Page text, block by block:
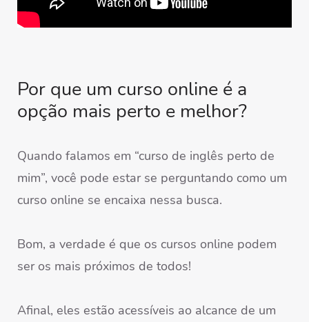
Por que um curso online é a
opção mais perto e melhor?
Quando falamos em “curso de inglês perto de
mim”, você pode estar se perguntando como um
curso online se encaixa nessa busca.
Bom, a verdade é que os cursos online podem
ser os mais próximos de todos!
Afinal, eles estão acessíveis ao alcance de um